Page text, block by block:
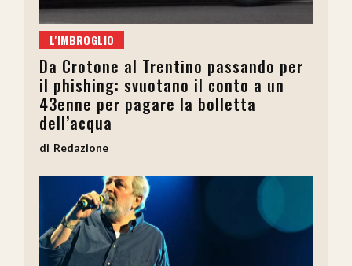
L'IMBROGLIO
Da Crotone al Trentino passando per
il phishing: svuotano il conto a un
43enne per pagare la bolletta
dell’acqua
Redazione